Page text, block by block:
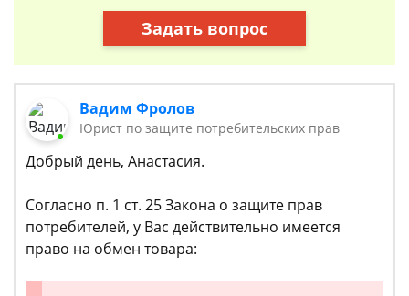
Задать вопрос
Вадим Фролов
Юрист по защите потребительских прав
Добрый день, Анастасия.
Согласно п. 1 ст. 25 Закона о защите прав
потребителей, у Вас действительно имеется
право на обмен товара: